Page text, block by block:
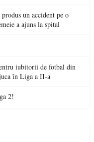
un accident pe o
a ajuns la spital
iubitorii de fotbal din
în Liga a II-a
2!